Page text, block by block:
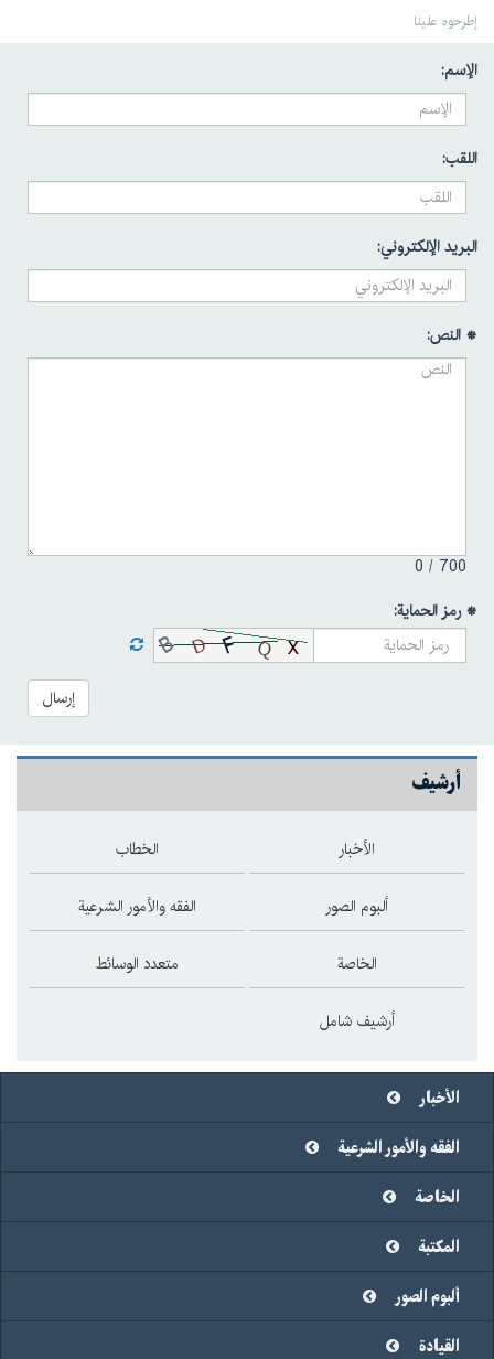
إطرحوه علينا
الإسم:
اللقب:
البريد الإلكتروني:
* النص:
700 /
0
* رمز الحماية:
إرسال
أرشيف
الأخبار الخطاب
ألبوم الصور الفقه والأمور الشرعية
الخاصة متعدد الوسائط
أرشيف شامل
الأخبار
الفقه والأمور الشرعية
الخاصة
المكتبة
ألبوم الصور
القيادة